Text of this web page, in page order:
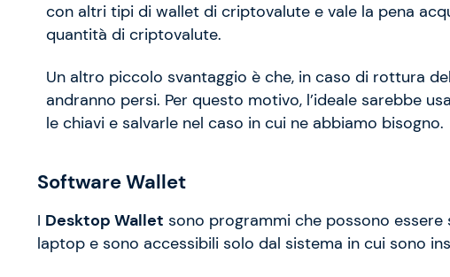
con altri tipi di wallet di criptovalute e vale la pena
quantità di criptovalute.
Un altro piccolo svantaggio è che, in caso di rottura
andranno persi. Per questo motivo, l’ideale sarebbe
le chiavi e salvarle nel caso in cui ne abbiamo bisogno.
Software Wallet
I Desktop Wallet sono programmi che possono
laptop e sono accessibili solo dal sistema in cui sono